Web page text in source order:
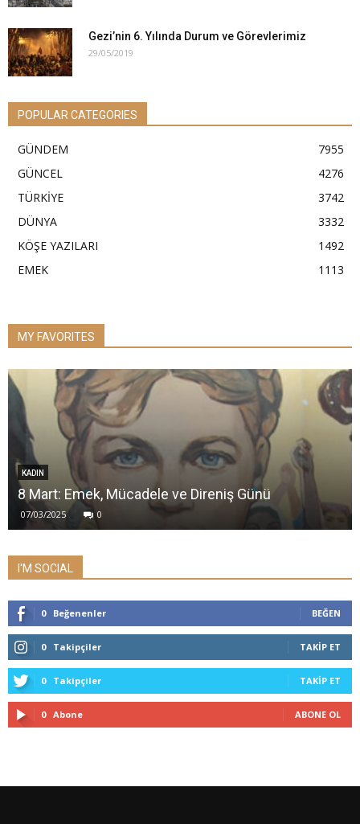
Gezi’nin 6. Yılında Durum ve Görevlerimiz
29/05/2019
POPULAR CATEGORIES
GÜNDEM
7955
GÜNCEL
4276
TÜRKİYE
3742
DÜNYA
3332
KÖŞE YAZILARI
1492
EMEK
1113
MY FAVORITES
KADIN
8 Mart: Emek, Mücadele ve Direniş Günü
07/03/2025 0
I'M SOCIAL
0 Beğenenler BEĞEN
0 Takipçiler TAKIP ET
0 Takipçiler TAKIP ET
0 Abone ABONE OL